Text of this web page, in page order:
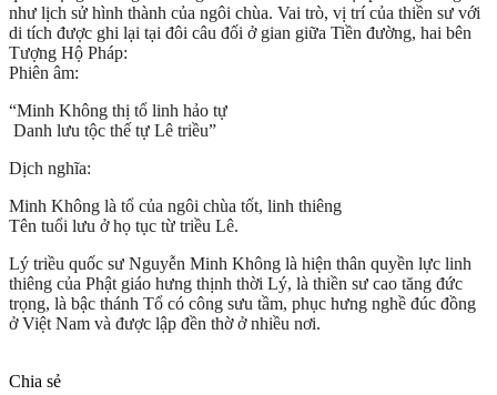
như lịch sử hình thành của ngôi chùa. Vai trò, vị trí của thiền sư với
di tích được ghi lại tại đôi câu đối ở gian giữa Tiền đường, hai bên
Tượng Hộ Pháp:
Phiên âm:
“Minh Không thị tổ linh hảo tự
Danh lưu tộc thế tự Lê triều”
Dịch nghĩa:
Minh Không là tổ của ngôi chùa tốt, linh thiêng
Tên tuổi lưu ở họ tục từ triều Lê.
Lý triều quốc sư Nguyễn Minh Không là hiện thân quyền lực linh
thiêng của Phật giáo hưng thịnh thời Lý, là thiền sư cao tăng đức
trọng, là bậc thánh Tổ có công sưu tầm, phục hưng nghề đúc đồng
ở Việt Nam và được lập đền thờ ở nhiều nơi.
Chia sẻ